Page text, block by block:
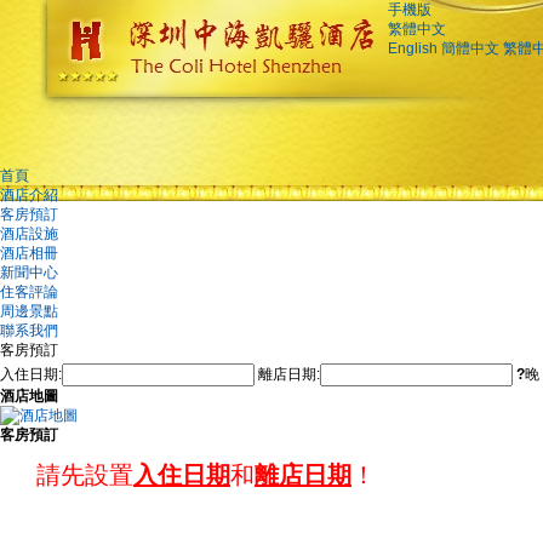
手機版
繁體中文
English 簡體中文 繁體
首頁
酒店介紹
客房預訂
酒店設施
酒店相冊
新聞中心
住客評論
周邊景點
聯系我們
客房預訂
入住日期:
離店日期: ?晚
酒店地圖
客房預訂
請先設置入住日期和離店日期 ！